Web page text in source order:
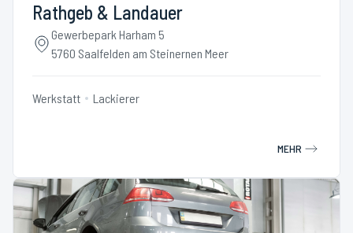
Rathgeb & Landauer
Gewerbepark Harham 5
5760 Saalfelden am Steinernen Meer
Werkstatt Lackierer
MEHR